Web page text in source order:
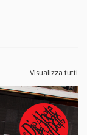
Visualizza tutti